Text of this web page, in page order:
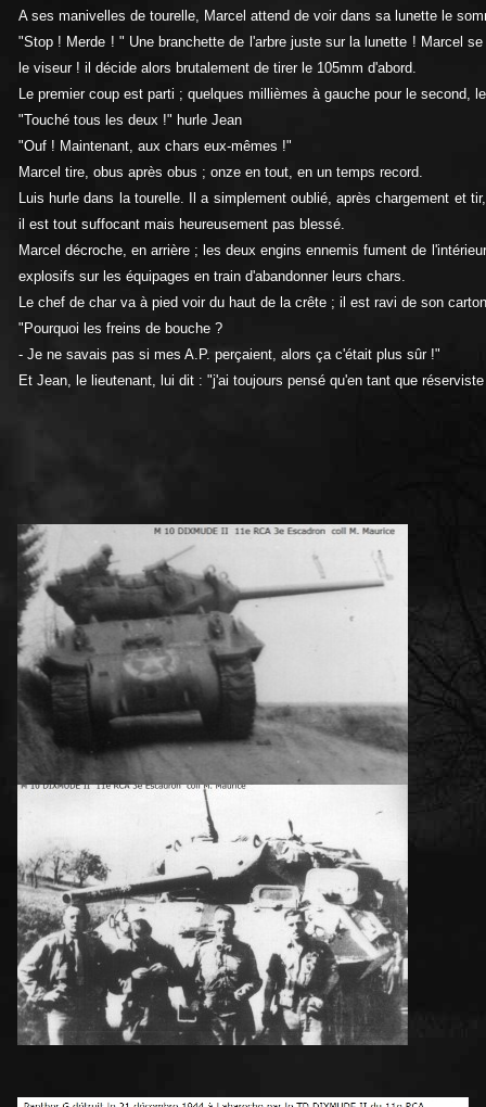
A ses manivelles de tourelle, Marcel attend de voir dans sa lunette le
"Stop ! Merde ! " Une branchette de l'arbre juste sur la lunette ! Marcel
le viseur ! il décide alors brutalement de tirer le 105mm d'abord.
Le premier coup est parti ; quelques millièmes à gauche pour le second,
"Touché tous les deux !" hurle Jean
"Ouf ! Maintenant, aux chars eux-mêmes !"
Marcel tire, obus après obus ; onze en tout, en un temps record.
Luis hurle dans la tourelle. Il a simplement oublié, après chargement et
il est tout suffocant mais heureusement pas blessé.
Marcel décroche, en arrière ; les deux engins ennemis fument de
explosifs sur les équipages en train d'abandonner leurs chars.
Le chef de char va à pied voir du haut de la crête ; il est ravi de son
"Pourquoi les freins de bouche ?
- Je ne savais pas si mes A.P. perçaient, alors ça c'était plus sûr !"
Et Jean, le lieutenant, lui dit : "j'ai toujours pensé qu'en tant que